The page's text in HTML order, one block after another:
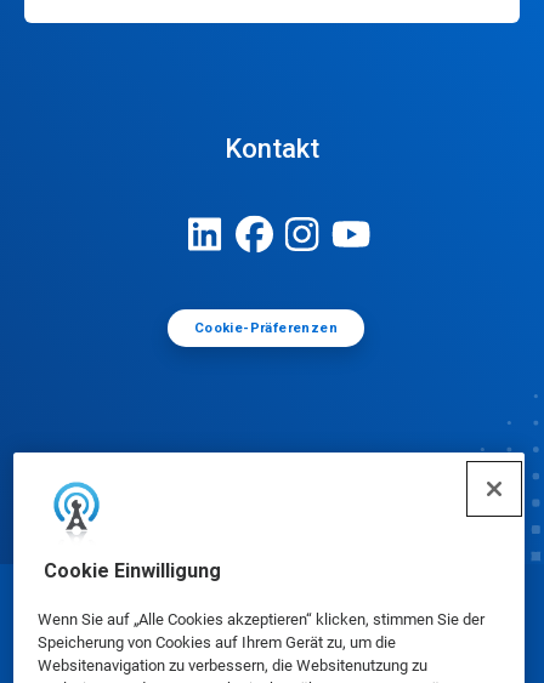
Cookie Einwilligung
Wenn Sie auf „Alle Cookies akzeptieren“ klicken, stimmen Sie der
Speicherung von Cookies auf Ihrem Gerät zu, um die
Websitenavigation zu verbessern, die Websitenutzung zu
Kontakt
Cookie-Präferenzen
© Ecolab Inc. 2025